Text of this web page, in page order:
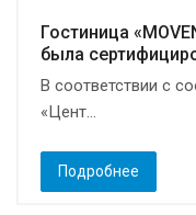
Гостиница
была
В соответствии с
«Цент...
Подробнее